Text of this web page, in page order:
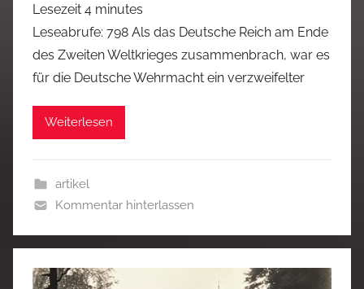
Lesezeit 4 minutes
Leseabrufe: 798 Als das Deutsche Reich am Ende
des Zweiten Weltkrieges zusammenbrach, war es
für die Deutsche Wehrmacht ein verzweifelter
Weiterlesen
artikel
Kommentar hinterlassen